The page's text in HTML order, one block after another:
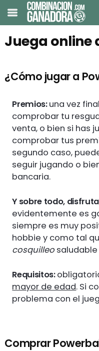
Juega online
¿Cómo jugar a
Premios:una vez
comprobar tu
venta, o bien si has
comprobar tus
segundo caso,
seguir jugando o
bancaria.
Y sobre todo,
evidentemente es
siempre es muy
hobbie y como tal
cosquilleo saludable
Requisitos:
mayor de edad. Si
problema con el
Comprar